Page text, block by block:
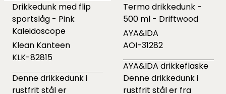
Drikkedunk med flip
sportslåg - Pink
Kaleidoscope
Klean Kanteen
KLK-82815
Denne drikkedunk i
rustfrit stål er
Termo drikkedunk -
500 ml - Driftwood
AYA&IDA
AOI-31282
AYA&IDA drikkeflaske
Denne drikkedunk i
rustfrit stål er fra